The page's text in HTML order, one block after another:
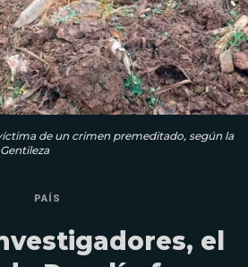
de un crimen premeditado, según la
PAÍS
el